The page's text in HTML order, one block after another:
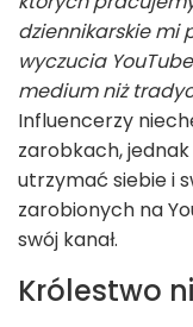
dziennikarskie mi
wyczucia
medium niż
Influencerzy
zarobkach,
utrzymać siebie i
zarobionych na
swój kanał.
Królestwo